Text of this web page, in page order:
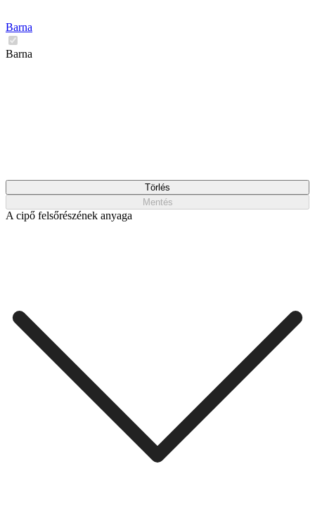
Barna
Barna
Törlés
Mentés
A cipő felsőrészének anyaga